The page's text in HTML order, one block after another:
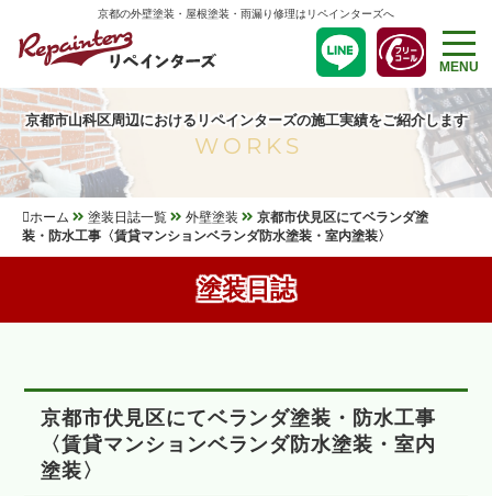
京都の外壁塗装・屋根塗装・雨漏り修理はリペインターズへ
MENU
京都市山科区周辺におけるリペインターズの施工実績をご紹介します
WORKS
ホーム 塗装日誌一覧 外壁塗装
京都市伏見区にてベランダ塗
装・防水工事〈賃貸マンションベランダ防水塗装・室内塗装〉
塗装日誌
京都市伏見区にてベランダ塗装・防水工事
〈賃貸マンションベランダ防水塗装・室内
塗装〉